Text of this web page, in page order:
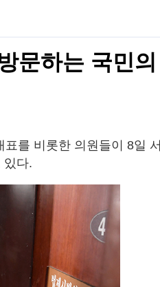
문하는 국민의
를 비롯한 의원들이 8일 서
있다.